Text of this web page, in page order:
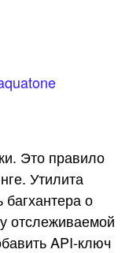
Это правило
Утилита
о
отслеживаемой
API-ключ